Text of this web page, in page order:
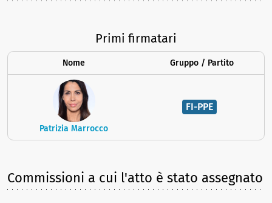
Primi firmatari
Nome Gruppo / Partito
Patrizia Marrocco
FI-PPE
Commissioni a cui l'atto è stato assegnato